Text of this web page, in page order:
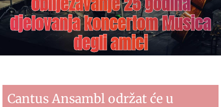
djelovanja koncertom Musica
degli amici
Cantus Ansambl održat će u